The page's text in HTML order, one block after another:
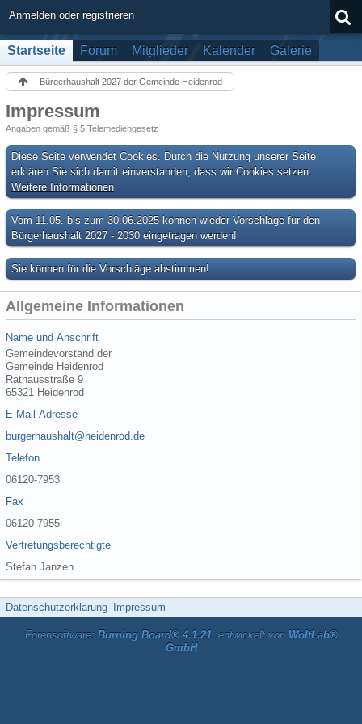
Anmelden oder registrieren
Startseite Forum Mitglieder Kalender Galerie
Bürgerhaushalt 2027 der Gemeinde Heidenrod
Impressum
Angaben gemäß § 5 Telemediengesetz
Diese Seite verwendet Cookies. Durch die Nutzung unserer Seite
erklären Sie sich damit einverstanden, dass wir Cookies setzen.
Weitere Informationen
Vom 11.05. bis zum 30.06.2025 können wieder Vorschläge für den
Bürgerhaushalt 2027 - 2030 eingetragen werden!
Sie können für die Vorschläge abstimmen!
Allgemeine Informationen
Name und Anschrift
Gemeindevorstand der
Gemeinde Heidenrod
Rathausstraße 9
65321 Heidenrod
E-Mail-Adresse
burgerhaushalt@heidenrod.de
Telefon
06120-7953
Fax
06120-7955
Vertretungsberechtigte
Stefan Janzen
Datenschutzerklärung Impressum
Forensoftware: Burning Board® 4.1.21, entwickelt von WoltLab®
GmbH